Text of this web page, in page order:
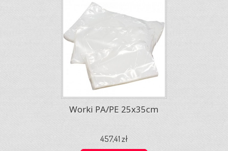
Worki PA/PE 25x35cm
457,41 zł